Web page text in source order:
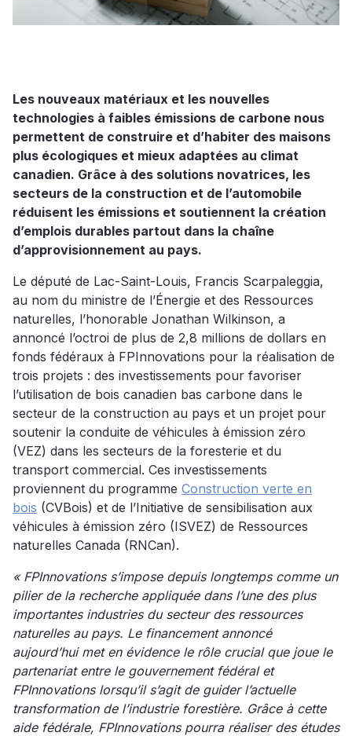
Les nouveaux matériaux et les nouvelles
technologies à faibles émissions de carbone nous
permettent de construire et d’habiter des maisons
plus écologiques et mieux adaptées au climat
canadien. Grâce à des solutions novatrices, les
secteurs de la construction et de l’automobile
réduisent les émissions et soutiennent la création
d’emplois durables partout dans la chaîne
d’approvisionnement au pays.
Le député de Lac-Saint-Louis, Francis Scarpaleggia,
au nom du ministre de l’Énergie et des Ressources
naturelles, l’honorable Jonathan Wilkinson, a
annoncé l’octroi de plus de 2,8 millions de dollars en
fonds fédéraux à FPInnovations pour la réalisation de
trois projets : des investissements pour favoriser
l’utilisation de bois canadien bas carbone dans le
secteur de la construction au pays et un projet pour
soutenir la conduite de véhicules à émission zéro
(VEZ) dans les secteurs de la foresterie et du
transport commercial. Ces investissements
proviennent du programme Construction verte en
bois (CVBois) et de l’Initiative de sensibilisation aux
véhicules à émission zéro (ISVEZ) de Ressources
naturelles Canada (RNCan).
« FPInnovations s’impose depuis longtemps comme un
pilier de la recherche appliquée dans l’une des plus
importantes industries du secteur des ressources
naturelles au pays. Le financement annoncé
aujourd’hui met en évidence le rôle crucial que joue le
partenariat entre le gouvernement fédéral et
FPInnovations lorsqu’il s’agit de guider l’actuelle
transformation de l’industrie forestière. Grâce à cette
aide fédérale, FPInnovations pourra réaliser des études